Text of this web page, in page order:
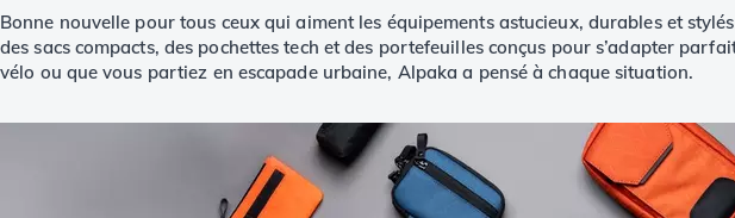
Bonne nouvelle pour tous ceux qui aiment les équipements astucieux, durables et
des sacs compacts, des pochettes tech et des portefeuilles conçus pour s’adapter
vélo ou que vous partiez en escapade urbaine, Alpaka a pensé à chaque situation.